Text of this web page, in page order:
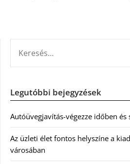
Legutóbbi bejegyzések
Autóüvegjavítás-végezze időben
Az üzleti élet fontos helyszíne a
városában